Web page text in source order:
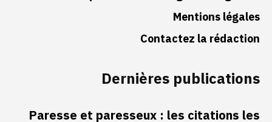
Mentions légales
Contactez la rédaction
Dernières publications
Paresse et paresseux : les citations les